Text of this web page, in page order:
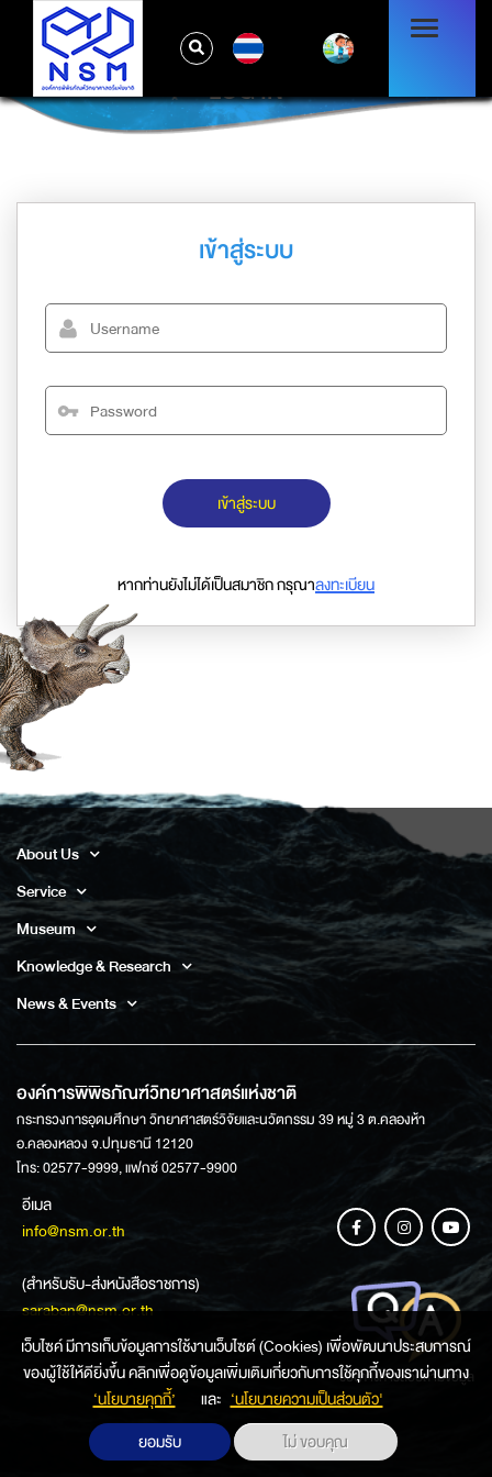
LOG IN
เข้าสู่ระบบ
เข้าสู่ระบบ
หากท่านยังไม่ได้เป็นสมาชิก กรุณาลงทะเบียน
About Us
Service
Museum
Knowledge & Research
News & Events
องค์การพิพิธภัณฑ์วิทยาศาสตร์แห่งชาติ
กระทรวงการอุดมศึกษา วิทยาศาสตร์วิจัยและนวัตกรรม 39 หมู่ 3 ต.คลองห้า
อ.คลองหลวง จ.ปทุมธานี 12120
โทร: 02577-9999, แฟกซ์ 02577-9900
อีเมล
info@nsm.or.th
(สำหรับรับ-ส่งหนังสือราชการ)
saraban@nsm.or.th
ช่องทางการสอบถามข้อมูล
เว็บไซค์ มีการเก็บข้อมูลการใช้งานเว็บไซต์ (Cookies) เพื่อพัฒนาประสบการณ์
ของผู้ใช้ให้ดียิ่งขึ้น คลิกเพื่อดูข้อมูลเพิ่มเติมเกี่ยวกับการใช้คุกกี้ของเราผ่านทาง
‘นโยบายคุกกี้’
และ ‘นโยบายความเป็นส่วนตัว'
ยอมรับ
ไม่ ขอบคุณ